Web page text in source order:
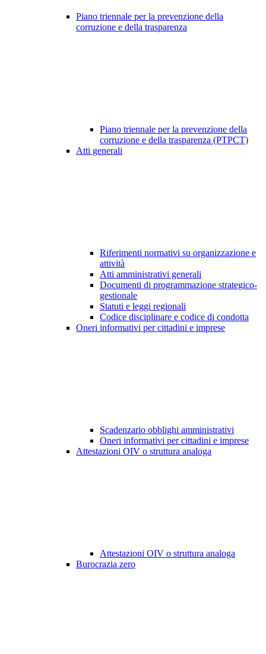
Piano triennale per la prevenzione della
corruzione e della trasparenza
Piano triennale per la prevenzione della
corruzione e della trasparenza (PTPCT)
Atti generali
Riferimenti normativi su organizzazione e
attività
Atti amministrativi generali
Documenti di programmazione strategico-
gestionale
Statuti e leggi regionali
Codice disciplinare e codice di condotta
Oneri informativi per cittadini e imprese
Scadenzario obblighi amministrativi
Oneri informativi per cittadini e imprese
Attestazioni OIV o struttura analoga
Attestazioni OIV o struttura analoga
Burocrazia zero